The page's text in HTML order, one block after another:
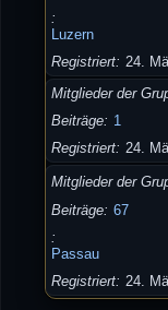
Luzern
Registriert
24.
Mitglieder der
Beiträge
1
Registriert
24.
Mitglieder der
Beiträge
67
Passau
Registriert
24.